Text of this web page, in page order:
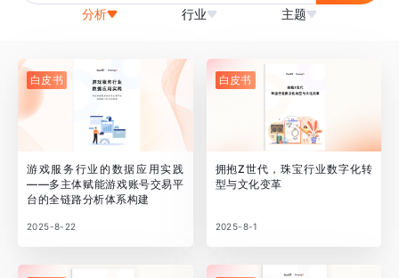
分析 行业 主题
白皮书
游戏服务行业的数据应用实践
——多主体赋能游戏账号交易平
台的全链路分析体系构建
2025-8-22
白皮书
拥抱Z世代，珠宝行业数字化转
型与文化变革
2025-8-1